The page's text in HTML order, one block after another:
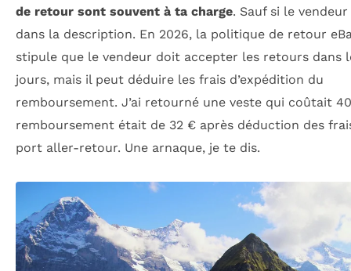
de retour sont souvent à ta charge. Sauf si le
dans la description. En 2026, la politique de retour
stipule que le vendeur doit accepter les retours dans
jours, mais il peut déduire les frais d’expédition du
remboursement. J’ai retourné une veste qui coûtait
remboursement était de 32 € après déduction des
port aller-retour. Une arnaque, je te dis.